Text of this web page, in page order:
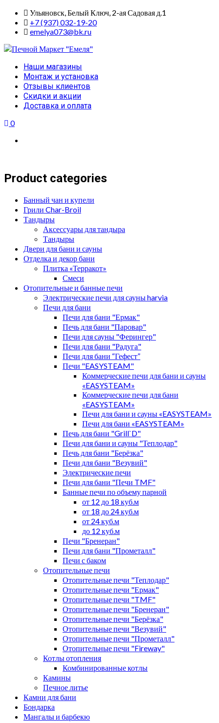
Skip
content
Ульяновск, Белый Ключ, 2-ая Садовая д.1
+7 (937) 032-19-20
emelya073@bk.ru
Primary
Menu
Наши магазины
Монтаж и установка
Отзывы клиентов
Скидки и акции
Доставка и оплата
0
Product categories
Банный чан и купели
Грили Char-Broil
Тандыры
Аксессуары для тандыра
Тандыры
Двери для бани и сауны
Отделка и декор бани
Плитка «Терракот»
Смеси
Отопительные и банные печи
Электрические печи для сауны harvia
Печи для бани
Печи для бани "Ермак"
Печь для бани "Паровар"
Печи для сауны "Ферингер"
Печи для бани "Радуга"
Печи для бани “Гефест”
Печи "EASYSTEAM"
Коммерческие печи для бани и сауны
«EASYSTEAM»
Коммерческие печи для бани
«EASYSTEAM»
Печи для бани и сауны «EASYSTEAM»
Печи для бани «EASYSTEAM»
Печь для бани "Grill`D"
Печи для бани и сауны "Теплодар"
Печь для бани "Берёзка"
Печи для бани "Везувий"
Электрические печи
Печи для бани "Печи TMF"
Банные печи по объему парной
от 12 до 18 куб.м
от 18 до 24 куб.м
от 24 куб.м
до 12 куб.м
Печи "Бренеран"
Печи для бани "Прометалл"
Печи с баком
Отопительные печи
Отопительные печи "Теплодар"
Отопительные печи "Ермак"
Отопительные печи "TMF"
Отопительные печи "Бренеран"
Отопительные печи "Берёзка"
Отопительные печи "Везувий"
Отопительные печи "Прометалл"
Отопительные печи "Fireway"
Котлы отопления
Комбинированные котлы
Камины
Печное литье
Камни для бани
Бондарка
Мангалы и барбекю